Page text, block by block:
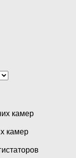
камер
камер